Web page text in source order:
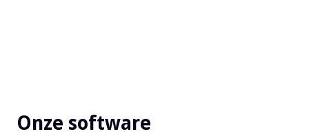
Onze software